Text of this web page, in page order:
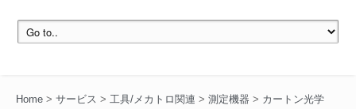
Home > サービス > 工具/メカトロ関連 > 測定機器 > カートン光学